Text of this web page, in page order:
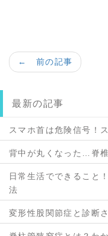
← 前の記事
最新の記事
スマホ首は危険信号！
背中が丸くなった…脊
日常生活でできること
法
変形性股関節症と診断